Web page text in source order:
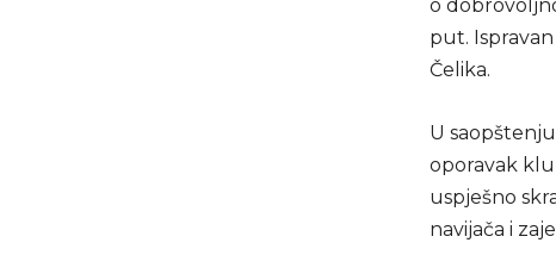
o
put.
Čelika.
U
oporavak
uspješno
navijača i